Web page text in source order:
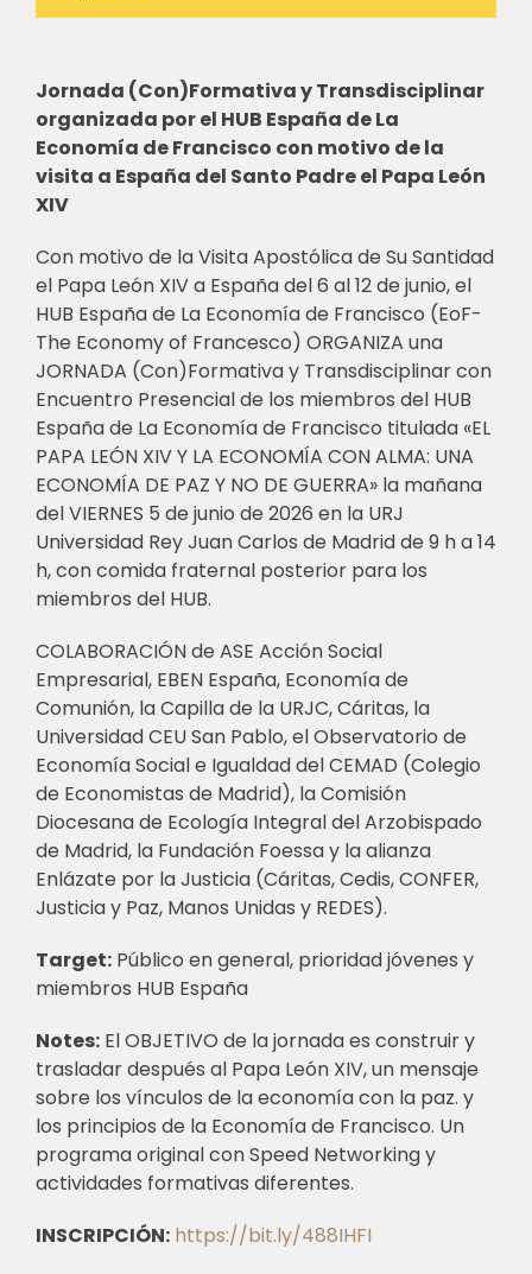
Jornada (Con)Formativa y Transdisciplinar
organizada por el HUB España de La
Economía de Francisco con motivo de la
visita a España del Santo Padre el Papa León
XIV
Con motivo de la Visita Apostólica de Su Santidad
el Papa León XIV a España del 6 al 12 de junio, el
HUB España de La Economía de Francisco (EoF-
The Economy of Francesco) ORGANIZA una
JORNADA (Con)Formativa y Transdisciplinar con
Encuentro Presencial de los miembros del HUB
España de La Economía de Francisco titulada «EL
PAPA LEÓN XIV Y LA ECONOMÍA CON ALMA: UNA
ECONOMÍA DE PAZ Y NO DE GUERRA» la mañana
del VIERNES 5 de junio de 2026 en la URJ
Universidad Rey Juan Carlos de Madrid de 9 h a 14
h, con comida fraternal posterior para los
miembros del HUB.
COLABORACIÓN de ASE Acción Social
Empresarial, EBEN España, Economía de
Comunión, la Capilla de la URJC, Cáritas, la
Universidad CEU San Pablo, el Observatorio de
Economía Social e Igualdad del CEMAD (Colegio
de Economistas de Madrid), la Comisión
Diocesana de Ecología Integral del Arzobispado
de Madrid, la Fundación Foessa y la alianza
Enlázate por la Justicia (Cáritas, Cedis, CONFER,
Justicia y Paz, Manos Unidas y REDES).
Target: Público en general, prioridad jóvenes y
miembros HUB España
Notes: El OBJETIVO de la jornada es construir y
trasladar después al Papa León XIV, un mensaje
sobre los vínculos de la economía con la paz. y
los principios de la Economía de Francisco. Un
programa original con Speed Networking y
actividades formativas diferentes.
INSCRIPCIÓN: https://bit.ly/488IHFI